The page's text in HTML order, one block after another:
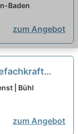
Baden
zum Angebot
freuen uns
| Bühl
zum Angebot